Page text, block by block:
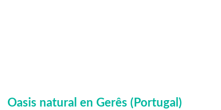
Oasis natural en Gerês (Portugal)